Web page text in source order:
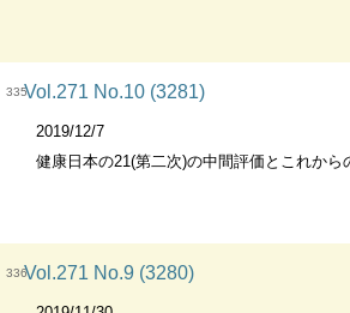
335Vol.271 No.10 (3281)
2019/12/7
健康日本の21(第二次)の中間評価とこれから
336Vol.271 No.9 (3280)